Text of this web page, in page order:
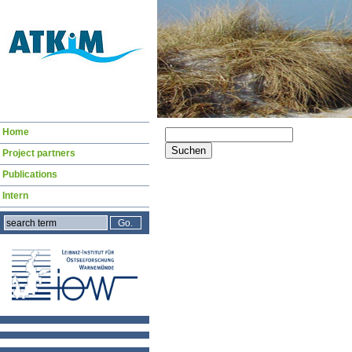
Suchbegriffe
Suchen
Navigation
Home
Project partners
Publications
Intern